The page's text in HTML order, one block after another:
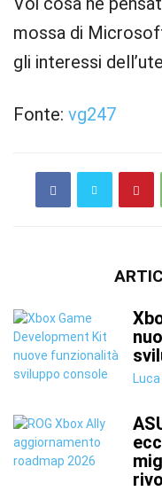
mossa di
gli interessi
Fonte: vg247